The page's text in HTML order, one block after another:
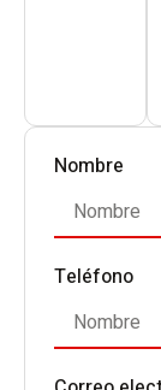
Nombre
Teléfono